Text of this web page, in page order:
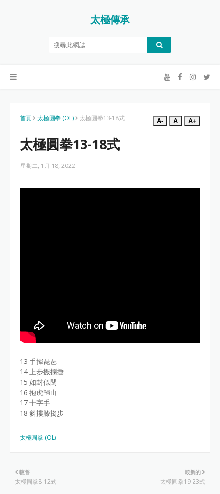
太極傳承
首頁 太極圓拳 (OL) 太極圓拳13-18式 A- A A+
太極圓拳13-18式
星期二, 1月 18, 2022
13 手揮琵琶
14 上步搬攔捶
15 如封似閉
16 抱虎歸山
17 十字手
18 斜摟膝抝步
太極圓拳 (OL)
較新的
太極圓拳19-23式
較舊
太極圓拳8-12式